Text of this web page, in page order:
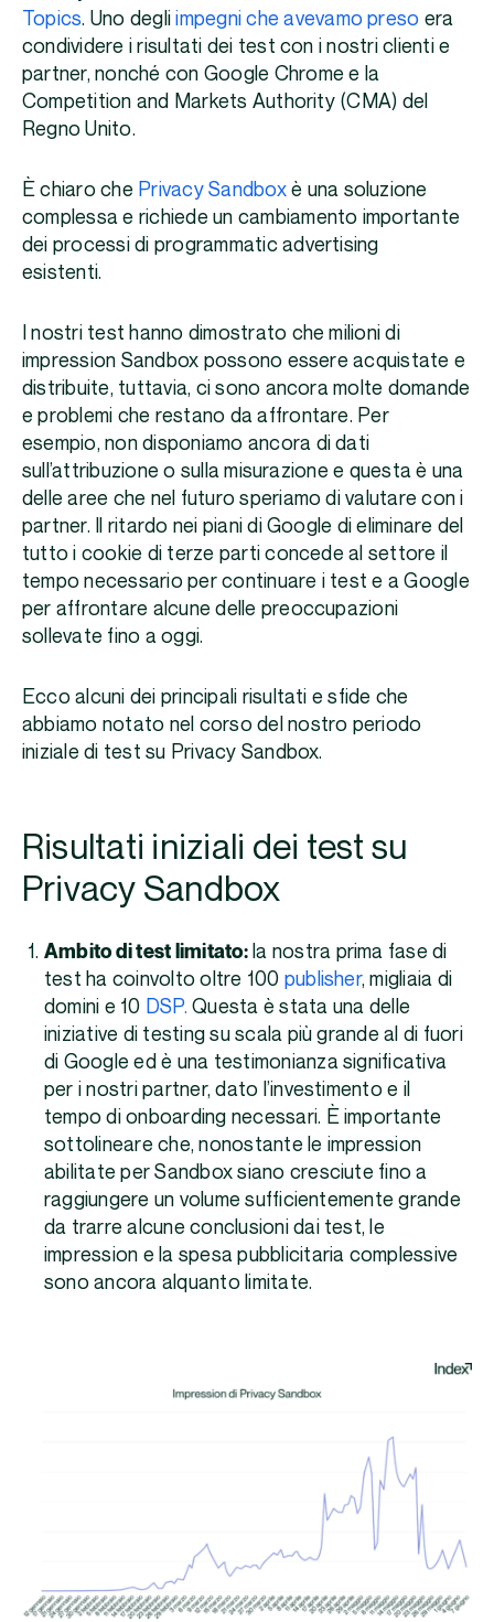
Topics. Uno degliimpegni che avevamo preso era
condividere i risultati dei test con i nostri clienti e
partner, nonché con Google Chrome e la
Competition and Markets Authority (CMA) del
Regno Unito.
È chiaro che Privacy Sandboxè una soluzione
complessa e richiede un cambiamento importante
dei processi di programmatic advertising
esistenti.
I nostri test hanno dimostrato che milioni di
impression Sandbox possono essere acquistate e
distribuite, tuttavia, ci sono ancora molte domande
e problemi che restano da affrontare. Per
esempio, non disponiamo ancora di dati
sull’attribuzione o sulla misurazione e questa è una
delle aree che nel futuro speriamo di valutare con i
partner. Il ritardo nei piani di Google di eliminare del
tutto i cookie di terze parti concede al settore il
tempo necessario per continuare i test e a Google
per affrontare alcune delle preoccupazioni
sollevate fino a oggi.
Ecco alcuni dei principali risultati e sfide che
abbiamo notato nel corso del nostro periodo
iniziale di test su Privacy Sandbox.
Risultati iniziali dei test su
Privacy Sandbox
Ambito di test limitato:la nostra prima fase di
test ha coinvolto oltre 100 publisher, migliaia di
domini e 10 DSP. Questa è stata una delle
iniziative di testing su scala più grande al di fuori
di Google ed è una testimonianza significativa
per i nostri partner, dato l’investimento e il
tempo di onboarding necessari. È importante
sottolineare che, nonostante le impression
abilitate per Sandbox siano cresciute fino a
raggiungere un volume sufficientemente grande
da trarre alcune conclusioni dai test, le
impression e la spesa pubblicitaria complessive
sono ancora alquanto limitate.